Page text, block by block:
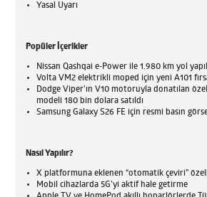
Yasal Uyarı
Popüler İçerikler
Nissan Qashqai e-Power ile 1.980 km yol
Volta VM2 elektrikli moped için yeni A101
Dodge Viper'ın V10 motoruyla donatılan
modeli 180 bin dolara satıldı
Samsung Galaxy S26 FE için resmi basın
Nasıl Yapılır?
X platformuna eklenen “otomatik çeviri”
Mobil cihazlarda 5G’yi aktif hale getirme